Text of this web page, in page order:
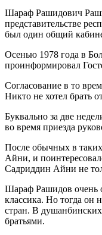
Шараф Рашидович
представительстве
был один общий
Осенью 1978 года в
проинформировал
Согласование в то
Никто не хотел брать
Буквально за две
во время приезда
После обычных в
Айни, и
Садриддин Айни не
Шараф Рашидов очень
классика. Но тогда он
стран. В душанбинских
братьями.